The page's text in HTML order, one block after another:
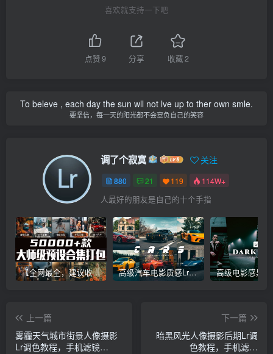
喜欢就支持一下吧
点赞9 分享 收藏2
To beleve , each day the sun wll not lve up to ther own smle.
要坚信，每一天的阳光都不会辜负自己的笑容
调了个寂寞 关注
880 21 119 114W+
人最好的朋友是自己的十个手指
【全网最全，建议收藏】5万多款Lr顶级调色预设合集，精心整理，分类清晰，摄影师调色师必备素材，够用一辈子！ 高级汽车电影质感Lr调色教程，手机滤镜PS+Lightroom预设下载！
上一篇
雾霾天气城市街景人像摄影
Lr调色教程，手机滤镜
下一篇
暗黑风光人像摄影后期Lr调
色教程，手机滤镜